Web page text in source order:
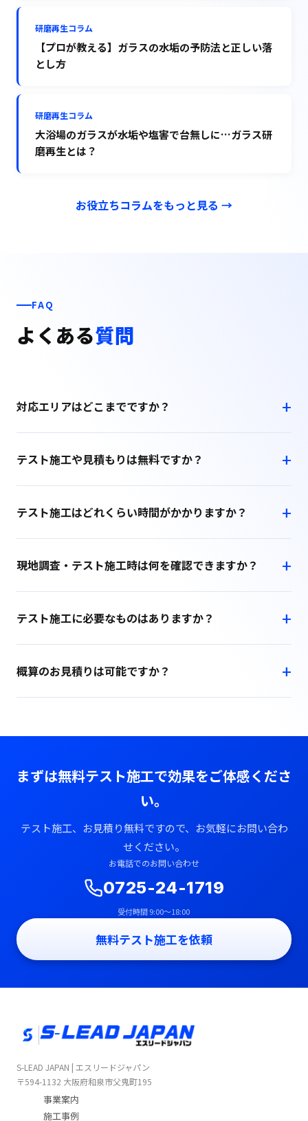
研磨再生コラム
【プロが教える】ガラスの水垢の予防法と正しい落
とし方
研磨再生コラム
大浴場のガラスが水垢や塩害で台無しに…ガラス研
磨再生とは？
お役立ちコラムをもっと見る →
FAQ
よくある質問
対応エリアはどこまでですか？
テスト施工や見積もりは無料ですか？
テスト施工はどれくらい時間がかかりますか？
現地調査・テスト施工時は何を確認できますか？
テスト施工に必要なものはありますか？
概算のお見積りは可能ですか？
まずは無料テスト施工で効果をご体感くださ
い。
テスト施工、お見積り無料ですので、お気軽にお問い合わ
せください。
お電話でのお問い合わせ
0725-24-1719
受付時間 9:00〜18:00
無料テスト施工を依頼
S-LEAD JAPAN | エスリードジャパン
〒594-1132 大阪府和泉市父鬼町195
事業案内
施工事例